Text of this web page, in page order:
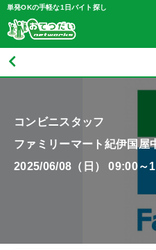
単発OKの手軽な1日バイト探し
コンビニスタッフ
ファミリーマート紀伊国屋
2025/06/08（日） 09:00～